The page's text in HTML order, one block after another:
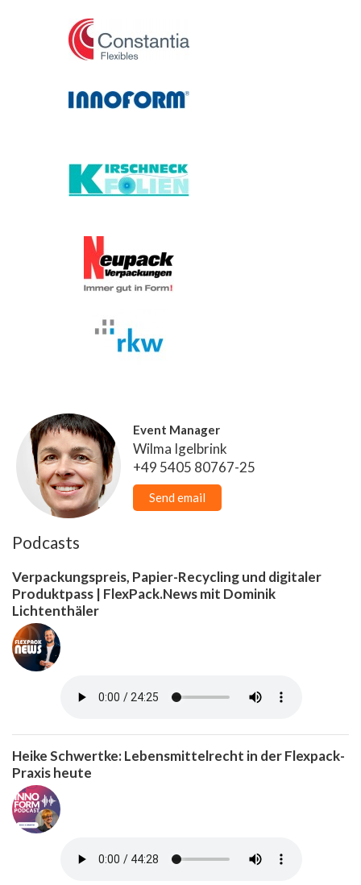
Event Manager
Wilma Igelbrink
+49 5405 80767-25
Send email
Podcasts
Verpackungspreis, Papier-Recycling und digitaler
Produktpass | FlexPack.News mit Dominik
Lichtenthäler
Heike Schwertke: Lebensmittelrecht in der Flexpack-
Praxis heute